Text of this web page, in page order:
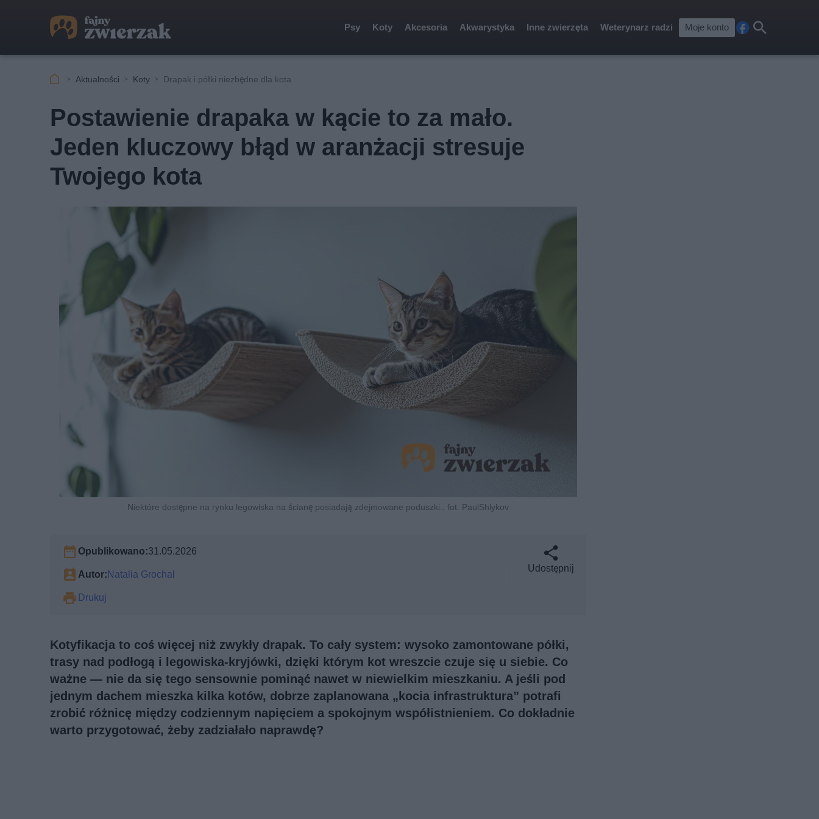
Psy Koty Akcesoria Akwarystyka Inne zwierzęta Weterynarz radzi Moje konto
cebkaj
Aktualności Koty Drapak i półki niezbędne dla kota
Postawienie drapaka w kącie to za mało.
Jeden kluczowy błąd w aranżacji stresuje
Twojego kota
Niektóre dostępne na rynku legowiska na ścianę posiadają zdejmowane poduszki., fot. PaulShlykov
Opublikowano:31.05.2026
Autor:Natalia Grochal
Drukuj
Udostępnij
Kotyfikacja to coś więcej niż zwykły drapak. To cały system: wysoko zamontowane półki,
trasy nad podłogą i legowiska-kryjówki, dzięki którym kot wreszcie czuje się u siebie. Co
ważne — nie da się tego sensownie pominąć nawet w niewielkim mieszkaniu. A jeśli pod
jednym dachem mieszka kilka kotów, dobrze zaplanowana „kocia infrastruktura” potrafi
zrobić różnicę między codziennym napięciem a spokojnym współistnieniem. Co dokładnie
warto przygotować, żeby zadziałało naprawdę?